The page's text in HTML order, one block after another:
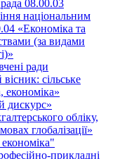
08.00.03
національним
«Економіка та
(за видами
ради
сільське
економіка»
дискурс»
обліку,
глобалізації»
прикладні